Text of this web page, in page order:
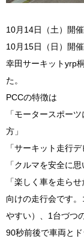
10月14日（土）開
10月15日（日）開
幸田サーキットyrp
た。
PCCの特徴は
「モータースポー
方」
「サーキット走行
「クルマを安全に
「楽しく車を走らせ
向けの走行会です
やすい）、1台づつ
90秒前後で車両と